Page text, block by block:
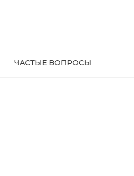
ЧАСТЫЕ ВОПРОСЫ